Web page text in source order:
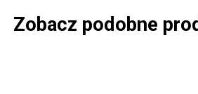
Zobacz podobne